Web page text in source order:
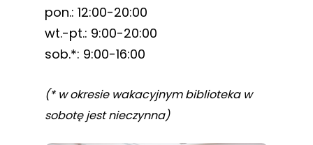
pon.: 12:00-20:00
wt.-pt.: 9:00-20:00
sob.*: 9:00-16:00
(* w okresie wakacyjnym biblioteka w
sobotę jest nieczynna)